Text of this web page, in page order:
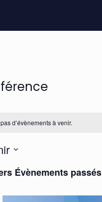
pas d’évènements à venir.
Évènements passés